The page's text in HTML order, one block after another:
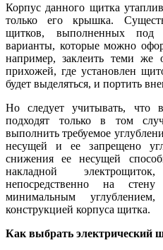
Корпус данного щитка
только его крышка.
щитков, выполненных под
варианты, которые можно
например, заклеить теми же
прихожей, где установлен
будет выделяться, и портить
Но следует учитывать, что
подходят только в том
выполнить требуемое
несущей и ее запрещено
снижения ее несущей
накладной
непосредственно на
минимальным
конструкцией корпуса щитка.
Как выбрать электрический